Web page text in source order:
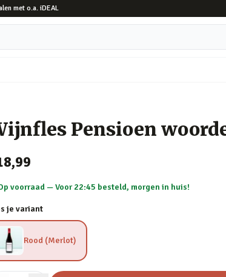
met o.a. iDEAL
Pensioen
voorraad —Voor 22:45 besteld, morgen in huis!
je variant
Rood (Merlot)